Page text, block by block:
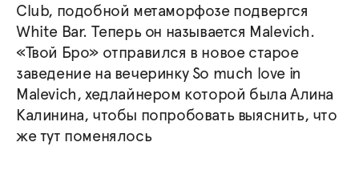
Club, подобной метаморфозе подвергся
White Bar. Теперь он называется Malevich.
«Твой Бро» отправился в новое старое
заведение на вечеринку So much love in
Malevich, хедлайнером которой была Алина
Калинина, чтобы попробовать выяснить, что
же тут поменялось